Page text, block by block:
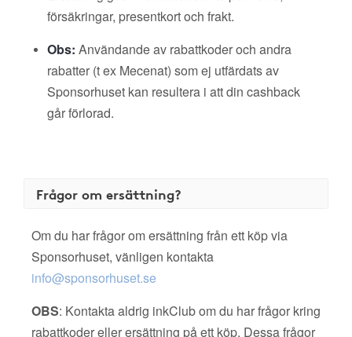
försäkringar, presentkort och frakt.
Obs: Användande av rabattkoder och andra
rabatter (t ex Mecenat) som ej utfärdats av
Sponsorhuset kan resultera i att din cashback
går förlorad.
Frågor om ersättning?
Om du har frågor om ersättning från ett köp via
Sponsorhuset, vänligen kontakta
info@sponsorhuset.se
OBS: Kontakta aldrig inkClub om du har frågor kring
rabattkoder eller ersättning på ett köp. Dessa frågor